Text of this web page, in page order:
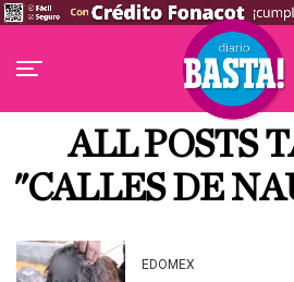
ALL POSTS
"CALLES DE
EDOMEX